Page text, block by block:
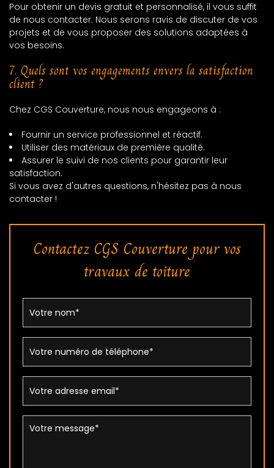
Pour obtenir un devis gratuit et personnalisé, il vous suffit
de nous contacter. Nous serons ravis de discuter de vos
projets et de vous proposer des solutions adaptées à
vos besoins.
7. Quels sont vos engagements envers la satisfaction
client ?
Chez CGS Couverture, nous nous engageons à :
Fournir un service professionnel et réactif.
Utiliser des matériaux de première qualité.
Assurer le suivi de nos clients pour garantir leur
satisfaction.
Si vous avez d'autres questions, n'hésitez pas à nous
contacter !
Contactez CGS Couverture pour vos
travaux de toiture